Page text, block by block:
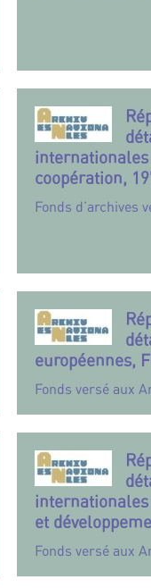
coopération,
Fonds d’archives
européennes,
Fonds versé aux
et
Fonds versé aux